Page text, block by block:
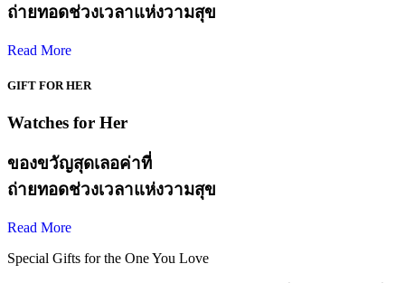
ถ่ายทอดช่วงเวลาแห่งวามสุข
Read More
GIFT FOR HER
Watches for Her
ของขวัญสุดเลอค่าที่
ถ่ายทอดช่วงเวลาแห่งวามสุข
Read More
Special Gifts for the One You Love